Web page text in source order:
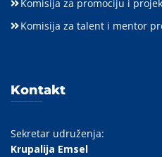
Komisija za promociju i
Komisija za talent i mentor
Kontakt
Sekretar udruženja:
Krupalija Emsel